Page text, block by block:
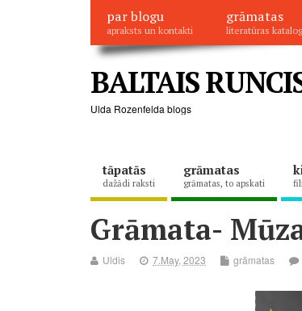
par blogu
apraksts un kontakti
grāmatas
literatūras
BALTAIS
Ulda Rozenfelda blogs
tāpatās
dažādi raksti
grāmatas
grāmatas, to apskati
Grāmata-
Uldis 7.May, 2023 grāmatas